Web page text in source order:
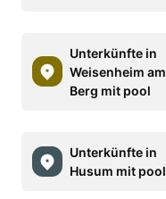
Unterkünfte in
Weisenheim am
Berg mit pool
Unterkünfte in
Husum mit pool